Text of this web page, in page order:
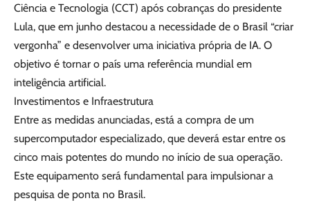
Ciência e Tecnologia (CCT) após cobranças do presidente
Lula, que em junho destacou a necessidade de o Brasil “criar
vergonha” e desenvolver uma iniciativa própria de IA. O
objetivo é tornar o país uma referência mundial em
inteligência artificial.
Investimentos e Infraestrutura
Entre as medidas anunciadas, está a compra de um
supercomputador especializado, que deverá estar entre os
cinco mais potentes do mundo no início de sua operação.
Este equipamento será fundamental para impulsionar a
pesquisa de ponta no Brasil.